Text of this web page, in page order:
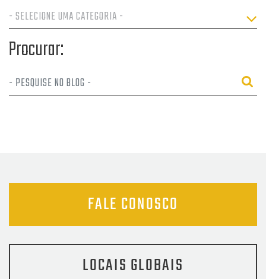
Procurar:
FALE CONOSCO
LOCAIS GLOBAIS